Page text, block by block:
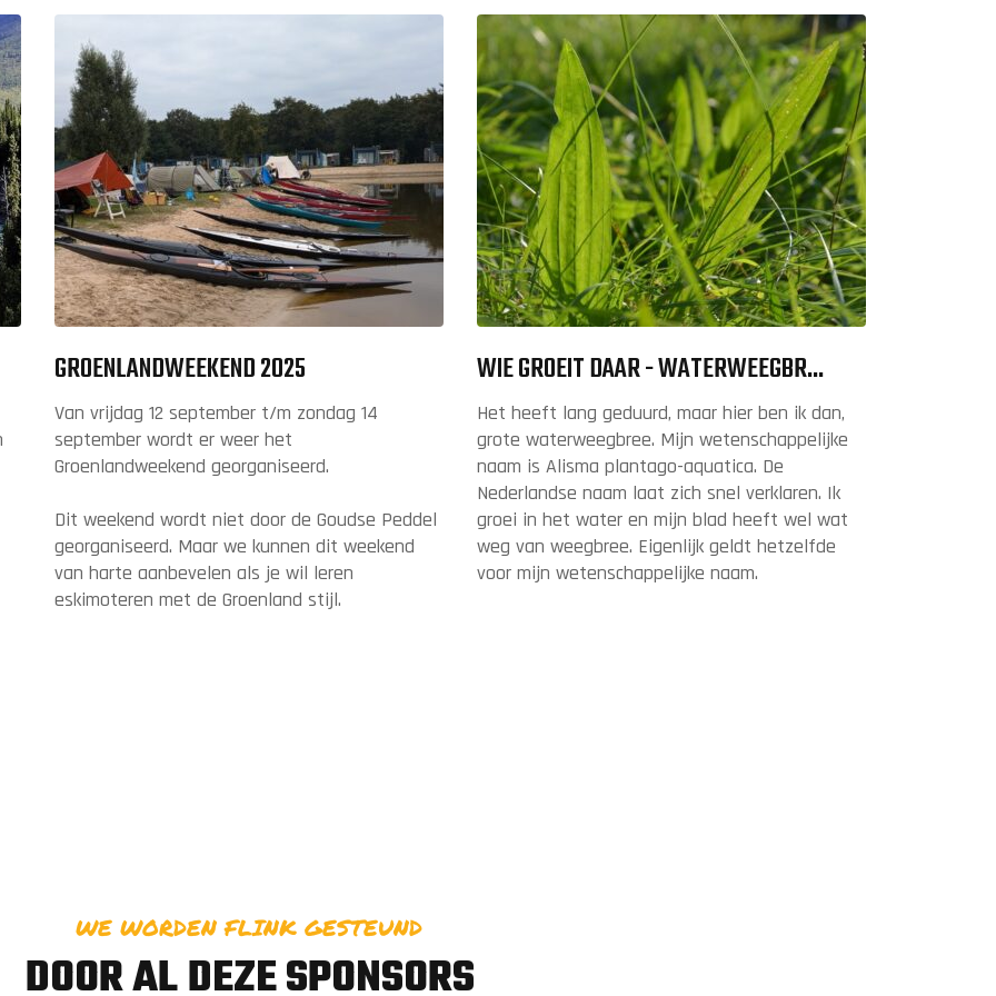
GROENLANDWEEKEND 2025
Van vrijdag 12 september t/m zondag 14
september wordt er weer het
Groenlandweekend georganiseerd.
Dit weekend wordt niet door de Goudse Peddel
georganiseerd. Maar we kunnen dit weekend
van harte aanbevelen als je wil leren
eskimoteren met de Groenland stijl.
WIE GROEIT DAAR - WATERWEEGBR...
Het heeft lang geduurd, maar hier ben ik dan,
grote waterweegbree. Mijn wetenschappelijke
naam is Alisma plantago-aquatica. De
Nederlandse naam laat zich snel verklaren. Ik
groei in het water en mijn blad heeft wel wat
weg van weegbree. Eigenlijk geldt hetzelfde
voor mijn wetenschappelijke naam.
WE WORDEN FLINK GESTEUND
DOOR AL DEZE SPONSORS